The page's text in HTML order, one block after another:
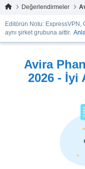
Değerlendirmeler
Editörün Notu: ExpressVPN,
aynı şirket grubuna aittir.
Avira
2026 - İyi